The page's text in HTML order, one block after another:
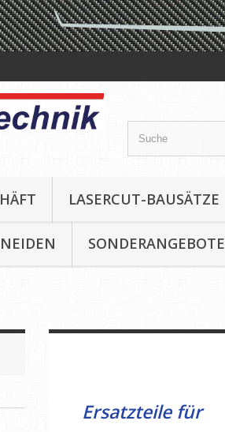
LASERCUT-BAUSÄTZE
SONDERANGEBOTE
Ersatzteile für